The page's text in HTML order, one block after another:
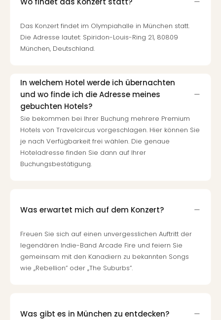
Das Konzert findet im Olympiahalle in München statt.
Die Adresse lautet: Spiridon-Louis-Ring 21, 80809
München, Deutschland.
In welchem Hotel werde ich übernachten
und wo finde ich die Adresse meines
gebuchten Hotels?
Sie bekommen bei Ihrer Buchung mehrere Premium
Hotels von Travelcircus vorgeschlagen. Hier können Sie
je nach Verfügbarkeit frei wählen. Die genaue
Hoteladresse finden Sie dann auf Ihrer
Buchungsbestätigung.
Was erwartet mich auf dem Konzert?
Freuen Sie sich auf einen unvergesslichen Auftritt der
legendären Indie-Band Arcade Fire und feiern Sie
gemeinsam mit den Kanadiern zu bekannten Songs
wie ,,Rebellion” oder ,,The Suburbs”.
Was gibt es in München zu entdecken?